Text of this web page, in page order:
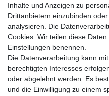
Zahlungsarten
Versandkosten
Service
Rezepte
Newsletter
Blog
Choco Patiss
Inhalte und Anzeigen zu
Drittanbietern einzubinden
analysieren. Die
Cookies. Wir teilen diese
Einstellungen benennen.
Die Datenverarbeitung kann
berechtigten Interesses
oder abgelehnt werden. Es
und die Einwilligung zu einem